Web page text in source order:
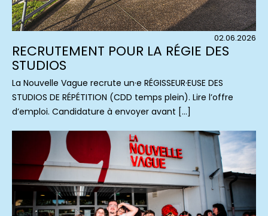
02.06.2026
RECRUTEMENT POUR LA RÉGIE DES
STUDIOS
La Nouvelle Vague recrute un·e RÉGISSEUR·EUSE DES
STUDIOS DE RÉPÉTITION (CDD temps plein). Lire l’offre
d’emploi. Candidature à envoyer avant […]